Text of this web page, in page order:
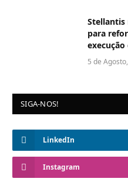
Stellantis
para
5 de
SIGA-NOS!
LinkedIn
Instagram